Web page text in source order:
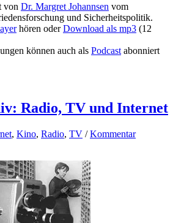
von Dr. Margret Johannsen vom
und Sicherheitspolitik.
hören oderDownload als mp3 (12
können auch als Podcast abonniert
Radio, TV und Internet
, Kino, Radio, TV /Kommentar